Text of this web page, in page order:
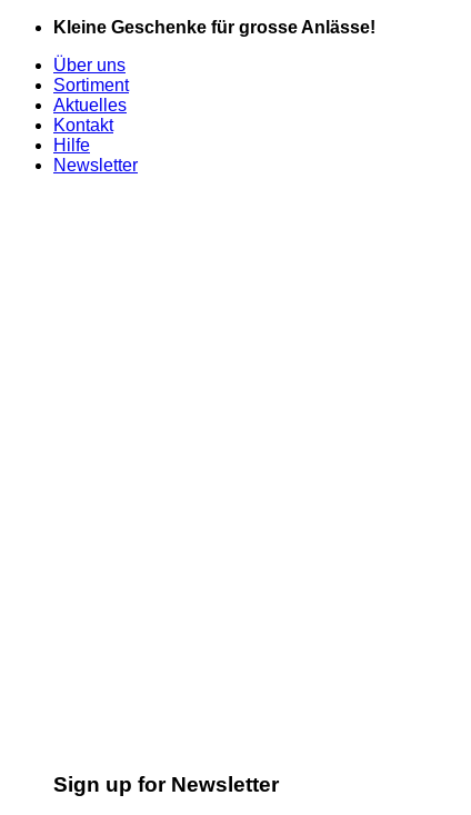
Zum
springen
Kleine Geschenke für grosse Anlässe!
Über uns
Sortiment
Aktuelles
Kontakt
Hilfe
Newsletter
Sign up for Newsletter